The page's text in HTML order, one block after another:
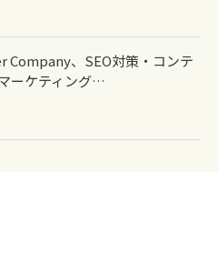
Company、SEO対策・コンテ
ーケティング…